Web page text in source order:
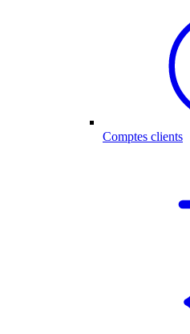
Comptes clients